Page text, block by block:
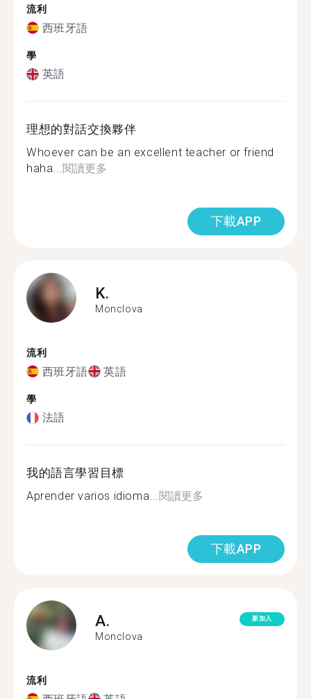
流利
西班牙語
學
英語
理想的對話交換夥伴
Whoever can be an excellent teacher or friend
haha...閱讀更多
下載APP
K.
Monclova
流利
西班牙語 英語
學
法語
我的語言學習目標
Aprender varios idioma...閱讀更多
下載APP
A.
Monclova
新加入
流利